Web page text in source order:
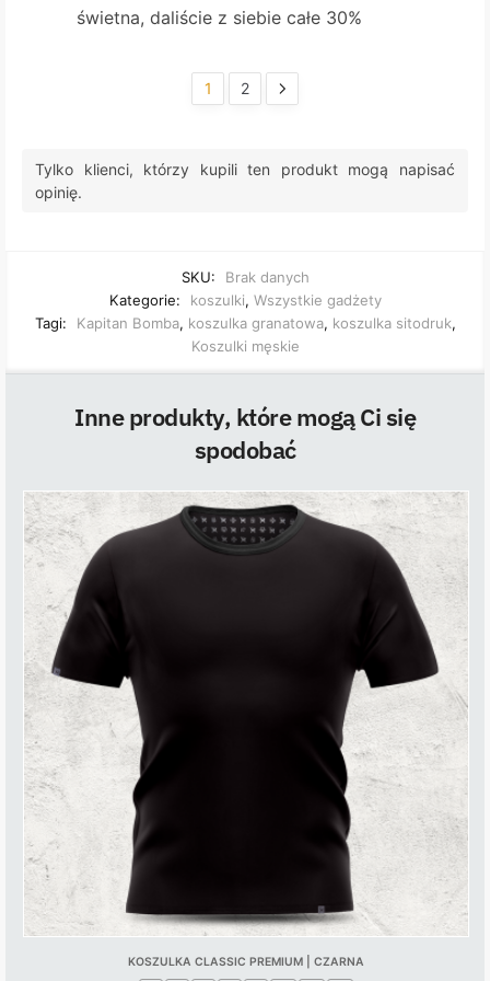
świetna, daliście z siebie całe 30%
1 2
Tylko klienci, którzy kupili ten produkt mogą napisać
opinię.
SKU:
Brak danych
Kategorie:
koszulki, Wszystkie gadżety
Tagi:
Kapitan Bomba, koszulka granatowa, koszulka sitodruk,
Koszulki męskie
Inne produkty, które mogą Ci się
spodobać
KOSZULKA CLASSIC PREMIUM | CZARNA